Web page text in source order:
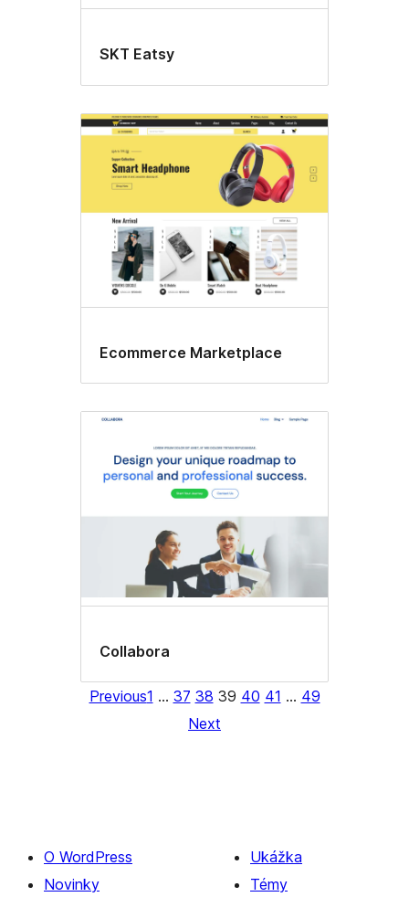
SKT Eatsy
Ecommerce Marketplace
Collabora
Previous1 … 37 38 39 40 41 … 49
Next
O WordPress
Novinky
Ukážka
Témy